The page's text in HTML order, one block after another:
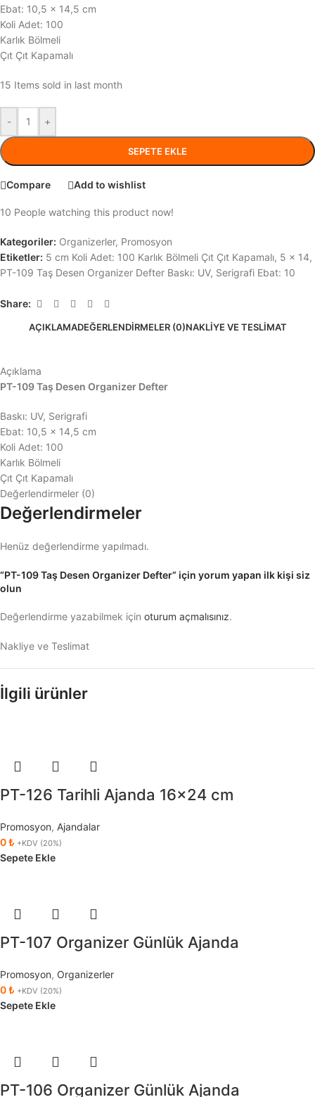
Ebat: 10,5 x 14,5 cm
Koli Adet: 100
Karlık Bölmeli
Çıt Çıt Kapamalı
15 Items sold in last month
- +
SEPETE EKLE
Compare Add to wishlist
10 People watching this product now!
Kategoriler: Organizerler, Promosyon
Etiketler: 5 cm Koli Adet: 100 Karlık Bölmeli Çıt Çıt Kapamalı, 5 x 14,
PT-109 Taş Desen Organizer Defter Baskı: UV, Serigrafi Ebat: 10
Share:
AÇIKLAMADEĞERLENDIRMELER (0)NAKLIYE VE TESLIMAT
Açıklama
PT-109 Taş Desen Organizer Defter
Baskı: UV, Serigrafi
Ebat: 10,5 x 14,5 cm
Koli Adet: 100
Karlık Bölmeli
Çıt Çıt Kapamalı
Değerlendirmeler (0)
Değerlendirmeler
Henüz değerlendirme yapılmadı.
“PT-109 Taş Desen Organizer Defter” için yorum yapan ilk kişi siz
olun
Değerlendirme yazabilmek için oturum açmalısınız.
Nakliye ve Teslimat
İlgili ürünler
PT-126 Tarihli Ajanda 16×24 cm
Promosyon, Ajandalar
0₺ +KDV (20%)
Sepete Ekle
PT-107 Organizer Günlük Ajanda
Promosyon, Organizerler
0₺ +KDV (20%)
Sepete Ekle
PT-106 Organizer Günlük Ajanda